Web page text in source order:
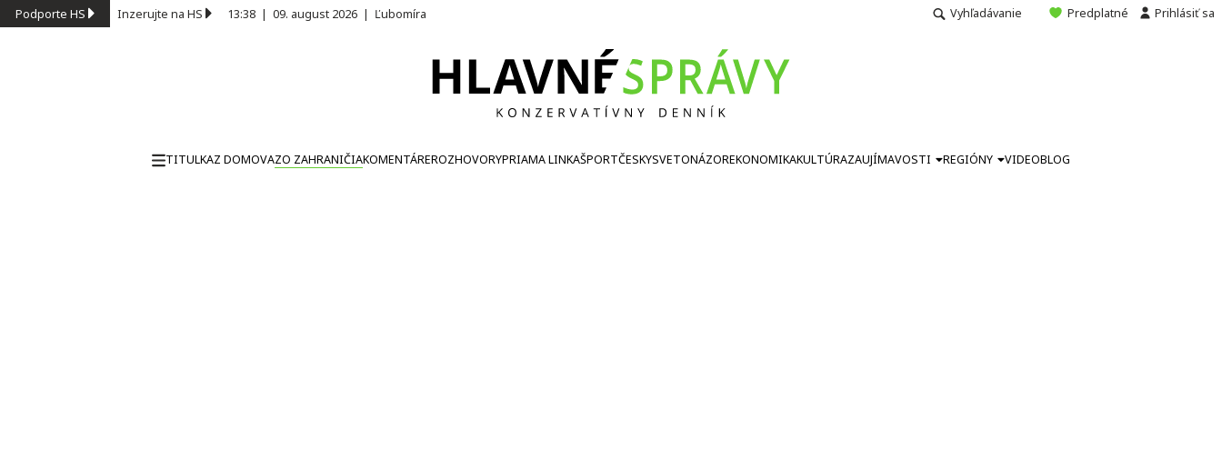
Podporte HS Inzerujte na HS 13:38 | 09. august 2026 | Ľubomíra Vyhľadávanie Predplatné Prihlásiť sa
TITULKAZ DOMOVAZO ZAHRANIČIAKOMENTÁREROZHOVORYPRIAMA LINKAŠPORTČESKYSVETONÁZOREKONOMIKAKULTÚRAZAUJÍMAVOSTI REGIÓNY VIDEOBLOG